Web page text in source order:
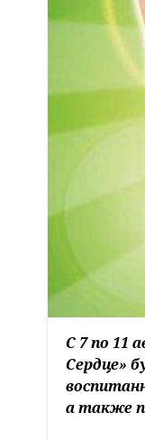
С 7 по 11
Сердце»
а также